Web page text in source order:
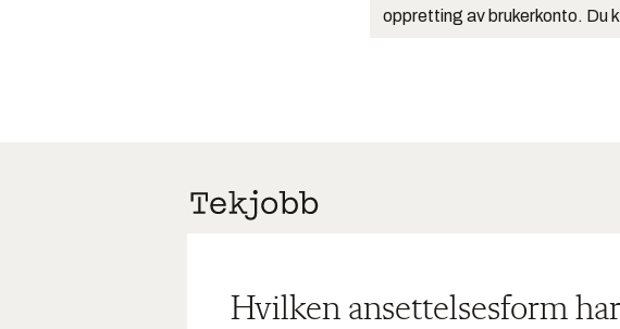
oppretting av brukerkonto. Du
Hvilken ansettelsesform